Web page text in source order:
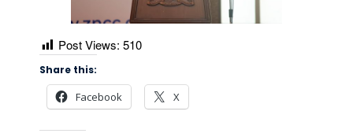
Post Views: 510
Share this:
Facebook X